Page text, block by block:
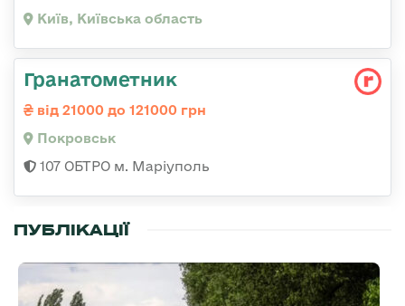
Київ, Київська область
Гранатометник
від 21000 до 121000 грн
Покровськ
107 ОБТРО м. Маріуполь
ПУБЛІКАЦІЇ